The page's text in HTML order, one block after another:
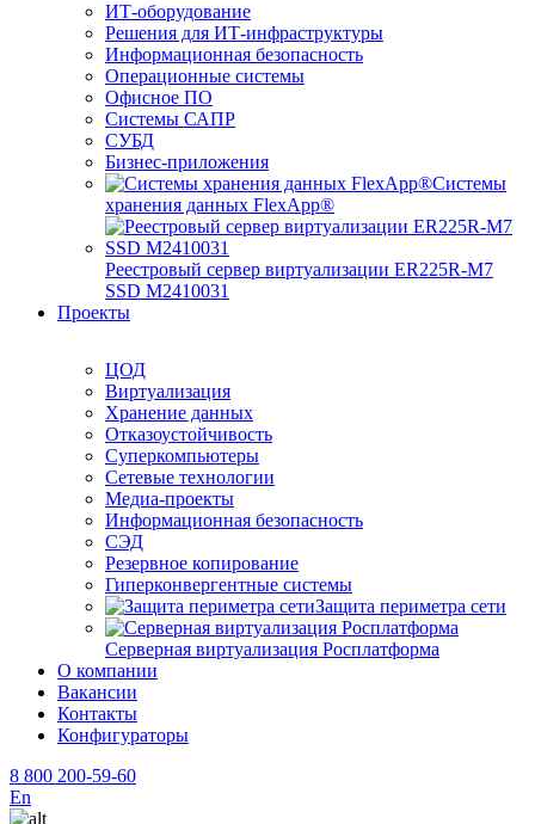
ИТ-оборудование
Решения для ИТ-инфраструктуры
Информационная безопасность
Операционные системы
Офисное ПО
Системы САПР
СУБД
Бизнес-приложения
Системы
хранения данных FlexApp®
Реестровый сервер виртуализации ER225R-M7
SSD М2410031
Проекты
ЦОД
Виртуализация
Хранение данных
Отказоустойчивость
Суперкомпьютеры
Сетевые технологии
Медиа-проекты
Информационная безопасность
СЭД
Резервное копирование
Гиперконвергентные системы
Защита периметра сети
Серверная виртуализация Росплатформа
О компании
Вакансии
Контакты
Конфигураторы
8 800 200-59-60
En